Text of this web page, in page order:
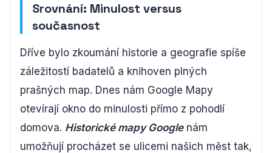
Srovnání: Minulost versus
současnost
Dříve bylo zkoumání historie a geografie spíše
záležitostí badatelů a knihoven plných
prašných map. Dnes nám Google Mapy
otevírají okno do minulosti přímo z pohodlí
domova. Historické mapy Googlenám
umožňují procházet se ulicemi našich měst tak,